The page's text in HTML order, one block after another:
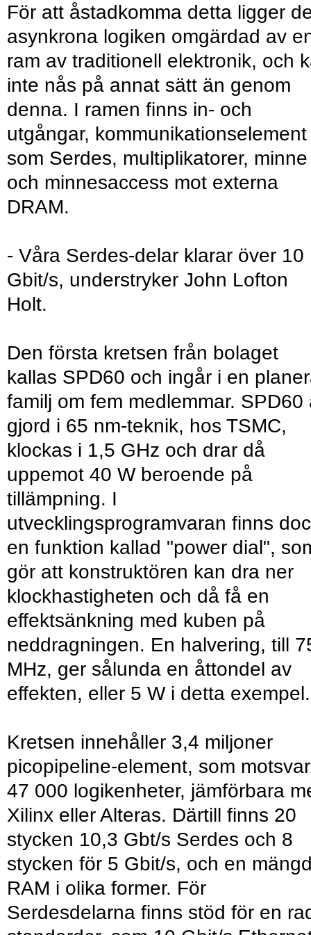
För att åstadkomma detta ligger
asynkrona logiken omgärdad av
ram av traditionell elektronik, och
inte nås på annat sätt än genom
denna. I ramen finns in- och
utgångar, kommunikationselement
som Serdes, multiplikatorer, minne
och minnesaccess mot externa
DRAM.
- Våra Serdes-delar klarar över 10
Gbit/s, understryker John Lofton
Holt.
Den första kretsen från bolaget
kallas SPD60 och ingår i en
familj om fem medlemmar. SPD60
gjord i 65 nm-teknik, hos TSMC,
klockas i 1,5 GHz och drar då
uppemot 40 W beroende på
tillämpning. I
utvecklingsprogramvaran finns
en funktion kallad "power dial",
gör att konstruktören kan dra ner
klockhastigheten och då få en
effektsänkning med kuben på
neddragningen. En halvering, till
MHz, ger sålunda en åttondel av
effekten, eller 5 W i detta exempel.
Kretsen innehåller 3,4 miljoner
picopipeline-element, som
47 000 logikenheter, jämförbara
Xilinx eller Alteras. Därtill finns 20
stycken 10,3 Gbt/s Serdes och 8
stycken för 5 Gbit/s, och en
RAM i olika former. För
Serdesdelarna finns stöd för en